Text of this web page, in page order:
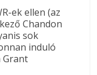
ek ellen (az
Chandon
sok
induló
Grant